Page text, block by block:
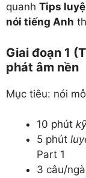
quanh Tips
nói tiếng Anh
Giai đoạn 1
phát âm nền
Mục tiêu: nói
10 phút
5 phút
Part 1
3 câu/